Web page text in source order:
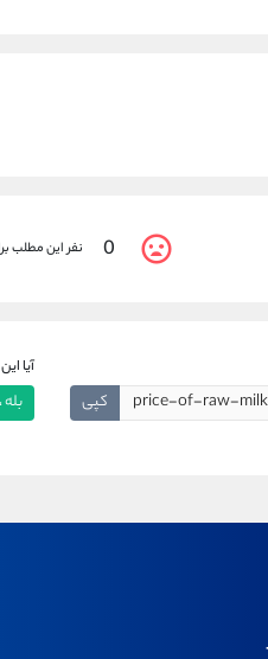
0 نفر این مطلب
کپی
آیا